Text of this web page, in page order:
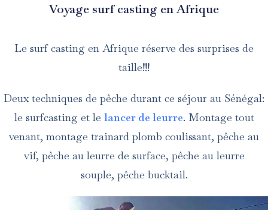
Voyage surf casting en Afrique
Le surf casting en Afrique réserve des surprises de
taille!!!
Deux techniques de pêche durant ce séjour au Sénégal:
le surfcasting et le lancer de leurre. Montage tout
venant, montage trainard plomb coulissant, pêche au
vif, pêche au leurre de surface, pêche au leurre
souple, pêche bucktail.